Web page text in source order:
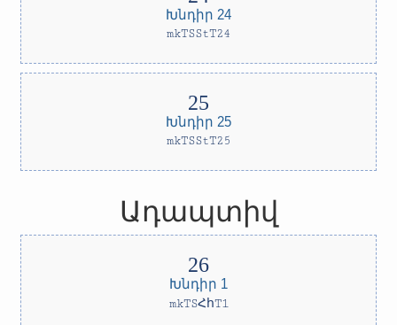
Խնդիր 24
mkTSStT24
Խնդիր 25
mkTSStT25
Ադապտիվ
Խնդիր 1
mkTSՀհT1